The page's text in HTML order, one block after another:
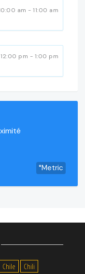
12:00 pm - 1:00 pm
am - 11:00 am
°Metric
Chile
Chili